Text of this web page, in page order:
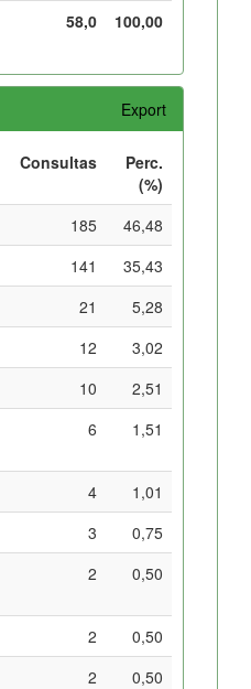
58,0 100,00
Export
Consultas
Perc.
(%)
185
46,48
141
35,43
21
5,28
12
3,02
10
2,51
6 1,51
4
1,01
3
0,75
2 0,50
2
0,50
2
0,50